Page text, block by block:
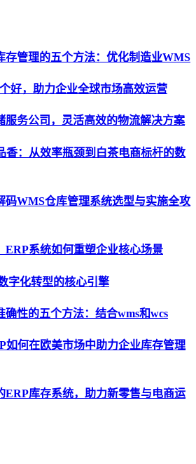
存管理的五个方法：优化制造业WMS
好，助力企业全球市场高效运营
服务公司，灵活高效的物流解决方案
香：从效率瓶颈到白茶电商标杆的数
码WMS仓库管理系统选型与实施全攻
ERP系统如何重塑企业核心场景
字化转型的核心引擎
确性的五个方法：结合wms和wcs
如何在欧美市场中助力企业库存管理
ERP库存系统，助力新零售与电商运